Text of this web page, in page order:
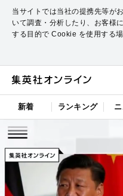
当サイトでは当社の提携先等が
いて調査・分析したり、お客様
する目的で Cookie を使用する場
新着 ランキング